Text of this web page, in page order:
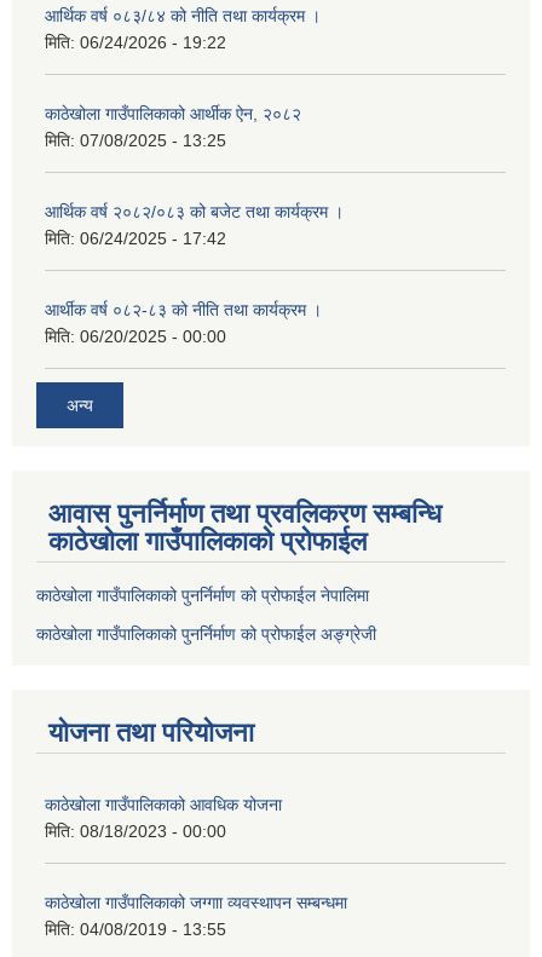
आर्थिक वर्ष ०८३/८४ को नीति तथा कार्यक्रम ।
मिति: 06/24/2026 - 19:22
काठेखोला गाउँपालिकाको आर्थीक ऐन, २०८२
मिति: 07/08/2025 - 13:25
आर्थिक वर्ष २०८२/०८३ को बजेट तथा कार्यक्रम ।
मिति: 06/24/2025 - 17:42
आर्थीक वर्ष ०८२-८३ को नीति तथा कार्यक्रम ।
मिति: 06/20/2025 - 00:00
अन्य
आवास पुनर्निर्माण तथा प्रवलिकरण सम्बन्धि
काठेखोला गाउँपालिकाको प्रोफाईल
काठेखोला गाउँपालिकाको पुनर्निर्माण को प्रोफाईल नेपालिमा
काठेखोला गाउँपालिकाको पुनर्निर्माण को प्रोफाईल अङ्ग्रेजी
योजना तथा परियोजना
काठेखोला गाउँपालिकाको आवधिक योजना
मिति: 08/18/2023 - 00:00
काठेखोला गाउँपालिकाको जग्गाा व्यवस्थापन सम्बन्धमा
मिति: 04/08/2019 - 13:55